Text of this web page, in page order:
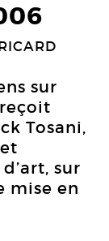
sur
Tosani,
sur
mise en